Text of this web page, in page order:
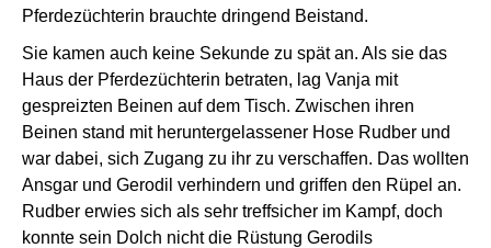
Pferdezüchterin brauchte dringend Beistand.
Sie kamen auch keine Sekunde zu spät an. Als sie das
Haus der Pferdezüchterin betraten, lag Vanja mit
gespreizten Beinen auf dem Tisch. Zwischen ihren
Beinen stand mit heruntergelassener Hose Rudber und
war dabei, sich Zugang zu ihr zu verschaffen. Das wollten
Ansgar und Gerodil verhindern und griffen den Rüpel an.
Rudber erwies sich als sehr treffsicher im Kampf, doch
konnte sein Dolch nicht die Rüstung Gerodils